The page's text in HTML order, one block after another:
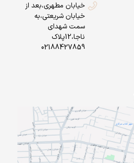
خیابان مطهری،بعد از
خیابان شریعتی،به
سمت شهدای
ناجا،12پلاک
02188427859